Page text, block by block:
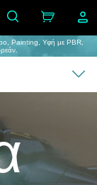
Painting, Υφή με PBR,